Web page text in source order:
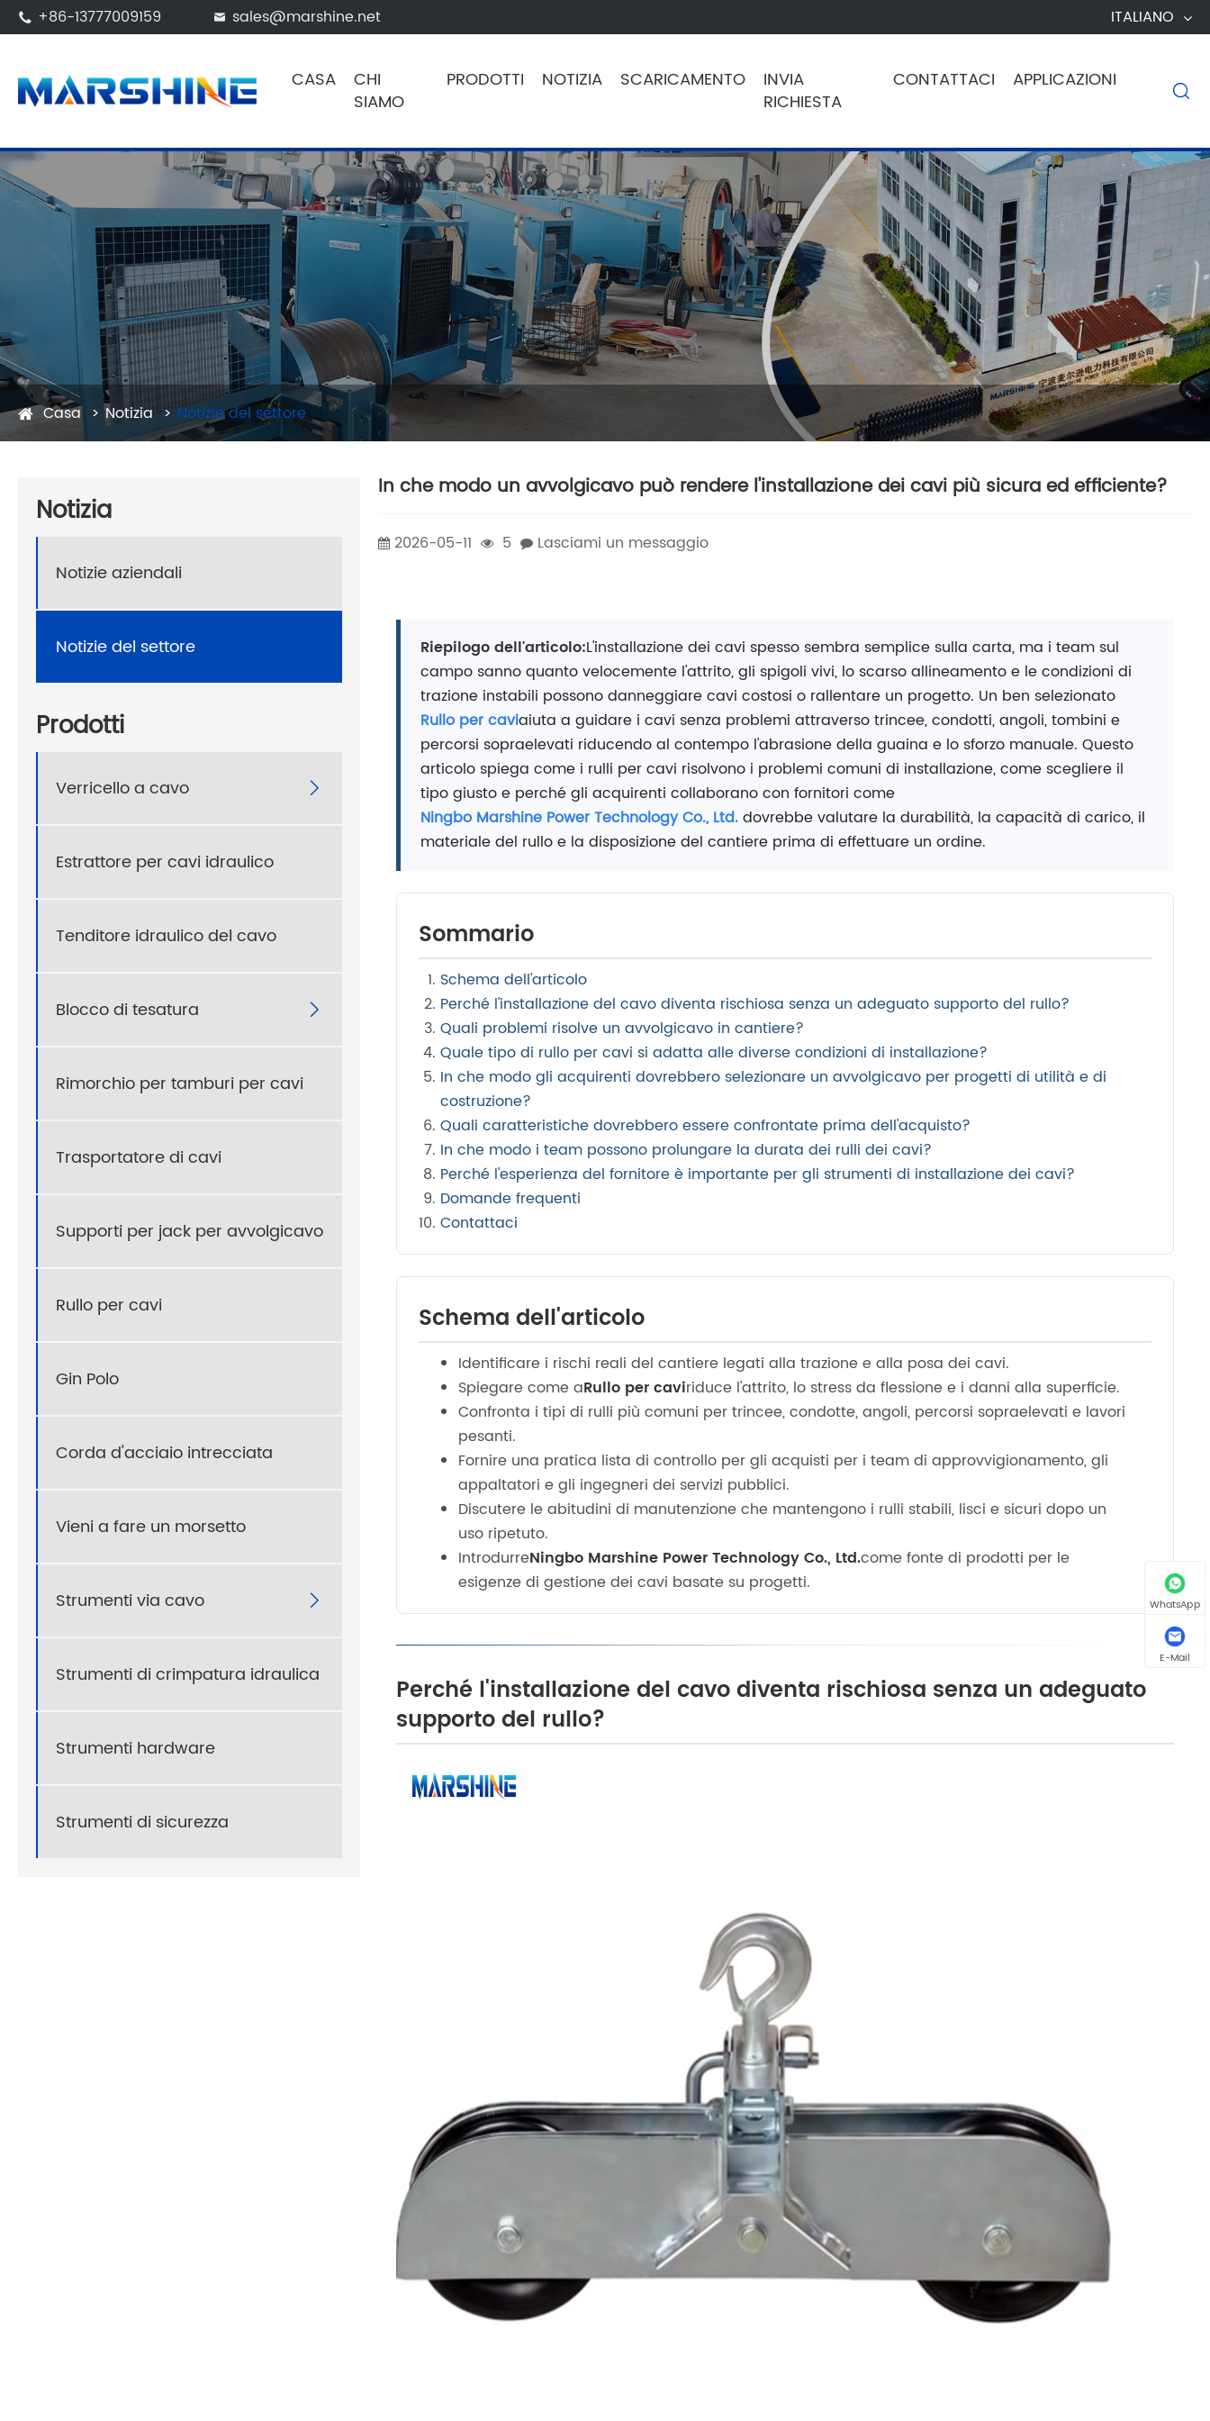
 +86-13777009159  sales@marshine.net ITALIANO
CASA
CHI
SIAMO
PRODOTTI NOTIZIA SCARICAMENTO
INVIA
RICHIESTA
CONTATTACI APPLICAZIONI 
Casa Notizia Notizie del settore
Notizia
Notizie aziendali
Notizie del settore
Prodotti
Verricello a cavo 
Estrattore per cavi idraulico
Tenditore idraulico del cavo
Blocco di tesatura 
Rimorchio per tamburi per cavi
Trasportatore di cavi
Supporti per jack per avvolgicavo
Rullo per cavi
Gin Polo
Corda d'acciaio intrecciata
Vieni a fare un morsetto
Strumenti via cavo 
Strumenti di crimpatura idraulica
Strumenti hardware
Strumenti di sicurezza
In che modo un avvolgicavo può rendere l'installazione dei cavi più sicura ed efficiente?
2026-05-11 5 Lasciami un messaggio
Riepilogo dell'articolo:L'installazione dei cavi spesso sembra semplice sulla carta, ma i team sul
campo sanno quanto velocemente l'attrito, gli spigoli vivi, lo scarso allineamento e le condizioni di
trazione instabili possono danneggiare cavi costosi o rallentare un progetto. Un ben selezionato
Rullo per caviaiuta a guidare i cavi senza problemi attraverso trincee, condotti, angoli, tombini e
percorsi sopraelevati riducendo al contempo l'abrasione della guaina e lo sforzo manuale. Questo
articolo spiega come i rulli per cavi risolvono i problemi comuni di installazione, come scegliere il
tipo giusto e perché gli acquirenti collaborano con fornitori come
Ningbo Marshine Power Technology Co., Ltd.dovrebbe valutare la durabilità, la capacità di carico, il
materiale del rullo e la disposizione del cantiere prima di effettuare un ordine.
Sommario
Schema dell'articolo
Perché l'installazione del cavo diventa rischiosa senza un adeguato supporto del rullo?
Quali problemi risolve un avvolgicavo in cantiere?
Quale tipo di rullo per cavi si adatta alle diverse condizioni di installazione?
In che modo gli acquirenti dovrebbero selezionare un avvolgicavo per progetti di utilità e di
costruzione?
Quali caratteristiche dovrebbero essere confrontate prima dell'acquisto?
In che modo i team possono prolungare la durata dei rulli dei cavi?
Perché l'esperienza del fornitore è importante per gli strumenti di installazione dei cavi?
Domande frequenti
Contattaci
Schema dell'articolo
Identificare i rischi reali del cantiere legati alla trazione e alla posa dei cavi.
Spiegare come aRullo per caviriduce l'attrito, lo stress da flessione e i danni alla superficie.
Confronta i tipi di rulli più comuni per trincee, condotte, angoli, percorsi sopraelevati e lavori
pesanti.
Fornire una pratica lista di controllo per gli acquisti per i team di approvvigionamento, gli
appaltatori e gli ingegneri dei servizi pubblici.
Discutere le abitudini di manutenzione che mantengono i rulli stabili, lisci e sicuri dopo un
uso ripetuto.
IntrodurreNingbo Marshine Power Technology Co., Ltd.come fonte di prodotti per le
esigenze di gestione dei cavi basate su progetti.
Perché l'installazione del cavo diventa rischiosa senza un adeguato
supporto del rullo?
WhatsApp
E-Mail